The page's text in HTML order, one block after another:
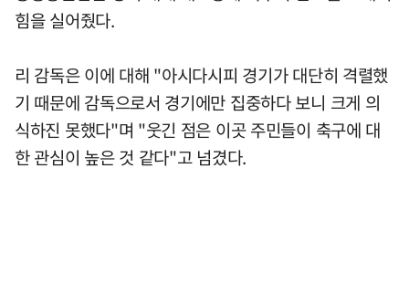
힘을 실어줬다.
리 감독은 이에 대해 "아시다시피 경기가 대단히 격렬했
기 때문에 감독으로서 경기에만 집중하다 보니 크게 의
식하진 못했다"며 "웃긴 점은 이곳 주민들이 축구에 대
한 관심이 높은 것 같다"고 넘겼다.